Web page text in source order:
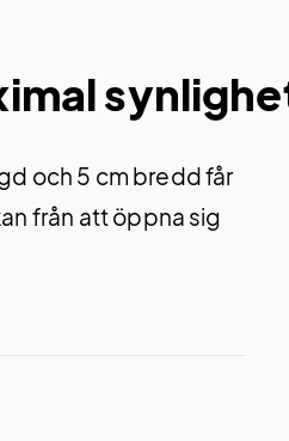
och 5 cm bredd får
från att öppna sig